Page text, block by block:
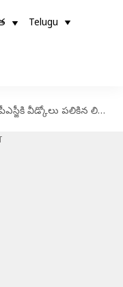
Telugu
వీడ్కోలు పలికిన లియోనల్ మెస్సీ